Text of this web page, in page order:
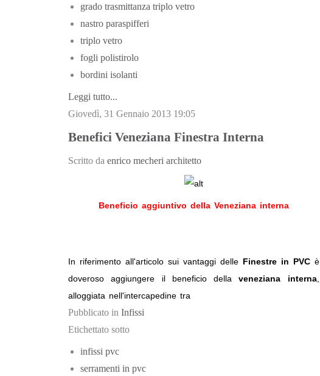
grado trasmittanza triplo vetro
nastro paraspifferi
triplo vetro
fogli polistirolo
bordini isolanti
Leggi tutto...
Giovedì, 31 Gennaio 2013 19:05
Benefici Veneziana Finestra Interna
Scritto da enrico mecheri architetto
Beneficio aggiuntivo della Veneziana interna
In riferimento all'articolo sui vantaggi delle Finestre in PVC è
doveroso aggiungere il beneficio dellaveneziana interna,
alloggiata nell'intercapedine tra
Pubblicato in Infissi
Etichettato sotto
infissi pvc
serramenti in pvc